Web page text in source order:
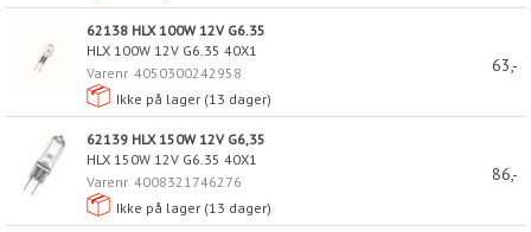
62138 HLX 100W 12V G6.35
HLX 100W 12V G6.35 40X1
Varenr 4050300242958
Ikke på lager (13 dager)
63,-
62139 HLX 150W 12V G6,35
HLX 150W 12V G6.35 40X1
Varenr 4008321746276
Ikke på lager (13 dager)
86,-